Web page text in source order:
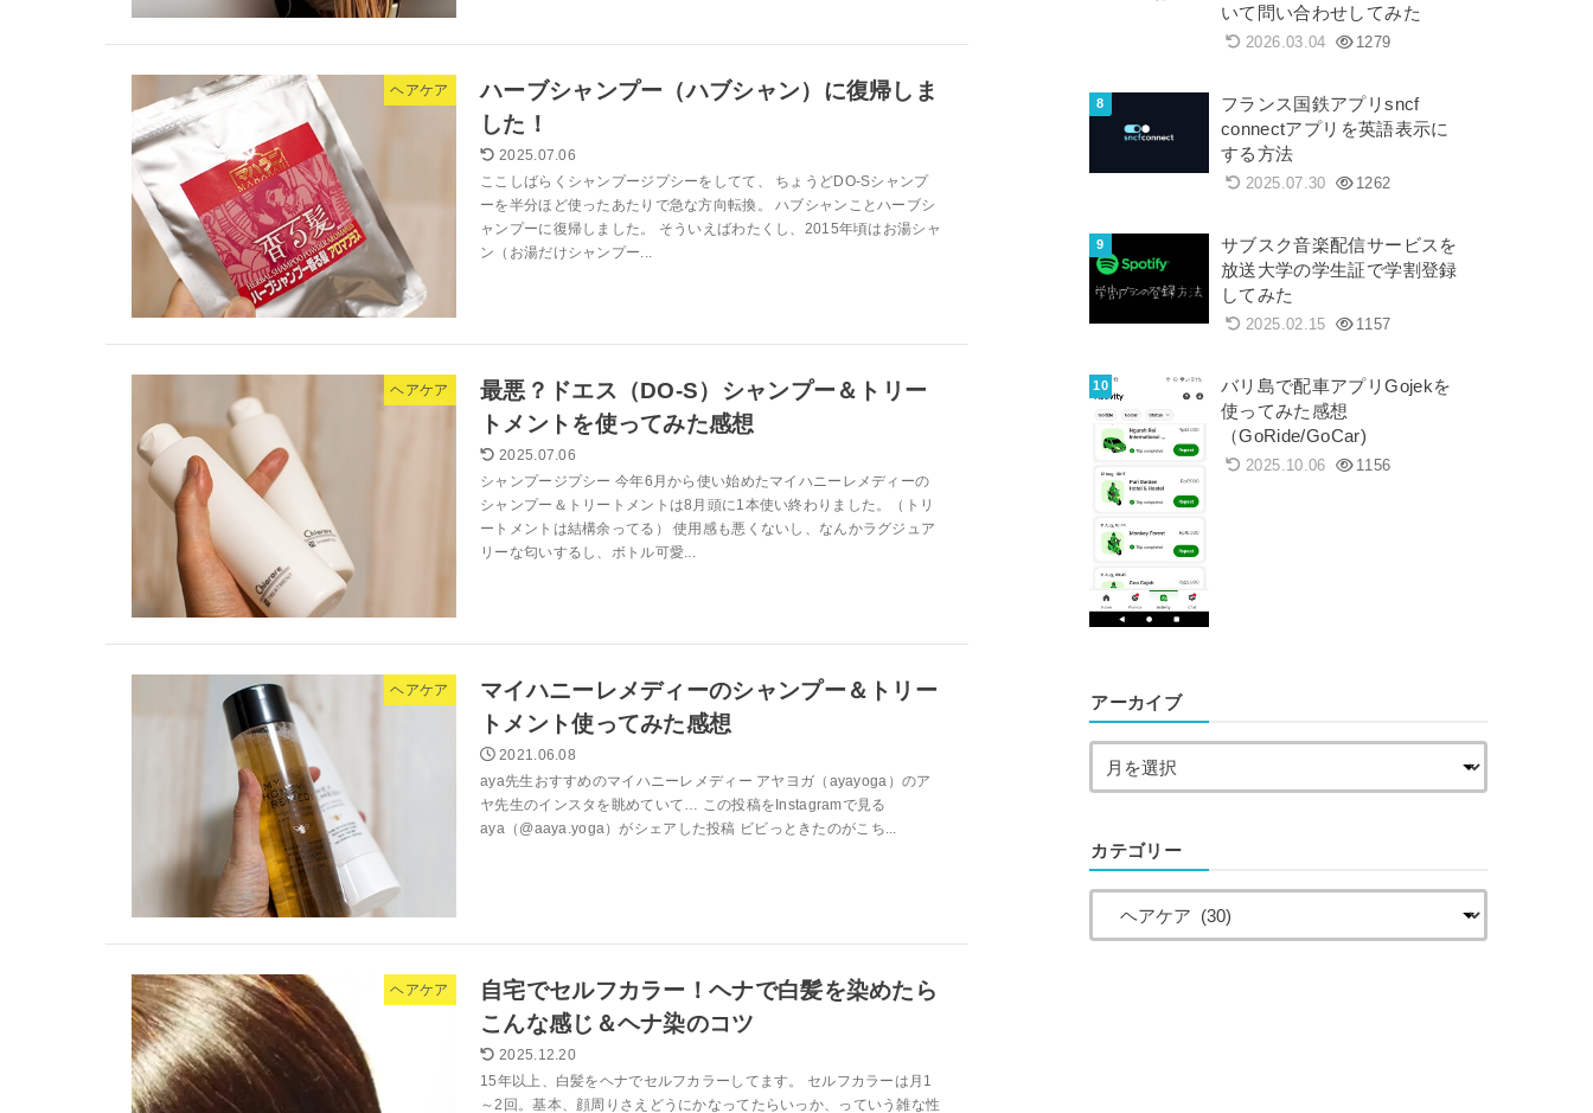
ヘアケア
ハーブシャンプー（ハブシャン）に復帰しま
した！
2025.07.06
ここしばらくシャンプージプシーをしてて、 ちょうどDO-Sシャンプ
ーを半分ほど使ったあたりで急な方向転換。 ハブシャンことハーブシ
ャンプーに復帰しました。 そういえばわたくし、2015年頃はお湯シャ
ン（お湯だけシャンプー...
ヘアケア
最悪？ドエス（DO-S）シャンプー＆トリー
トメントを使ってみた感想
2025.07.06
シャンプージプシー 今年6月から使い始めたマイハニーレメディーの
シャンプー＆トリートメントは8月頭に1本使い終わりました。（トリ
ートメントは結構余ってる） 使用感も悪くないし、なんかラグジュア
リーな匂いするし、ボトル可愛...
ヘアケア
マイハニーレメディーのシャンプー＆トリー
トメント使ってみた感想
2021.06.08
aya先生おすすめのマイハニーレメディー アヤヨガ（ayayoga）のア
ヤ先生のインスタを眺めていて… この投稿をInstagramで見る
aya（@aaya.yoga）がシェアした投稿 ビビっときたのがこち...
ヘアケア
自宅でセルフカラー！ヘナで白髪を染めたら
こんな感じ＆ヘナ染のコツ
2025.12.20
15年以上、白髪をヘナでセルフカラーしてます。 セルフカラーは月1
～2回。基本、顔周りさえどうにかなってたらいっか、っていう雑な性
いて問い合わせしてみた
2026.03.04 1279
フランス国鉄アプリsncf
connectアプリを英語表示に
する方法
2025.07.30 1262
サブスク音楽配信サービスを
放送大学の学生証で学割登録
してみた
2025.02.15 1157
バリ島で配車アプリGojekを
使ってみた感想
（GoRide/GoCar)
2025.10.06 1156
アーカイブ
カテゴリー